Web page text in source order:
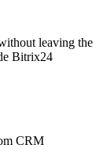
leaving the
Bitrix24
CRM